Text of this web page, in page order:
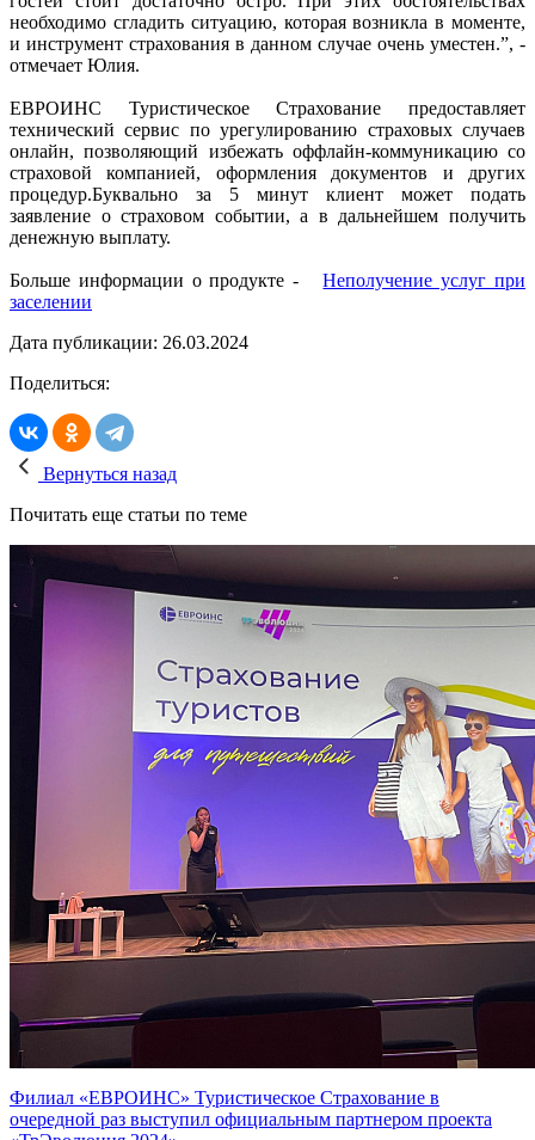
необходимо сгладить ситуацию, которая возникла в моменте,
и инструмент страхования в данном случае очень уместен.”, -
отмечает Юлия.
ЕВРОИНС Туристическое Страхование предоставляет
технический сервис по урегулированию страховых случаев
онлайн, позволяющий избежать оффлайн-коммуникацию со
страховой компанией, оформления документов и других
процедур.Буквально за 5 минут клиент может подать
заявление о страховом событии, а в дальнейшем получить
денежную выплату.
Больше информации о продукте -Неполучение услуг при
заселении
Дата публикации: 26.03.2024
Поделиться:
Вернуться назад
Почитать еще статьи по теме
Филиал «ЕВРОИНС» Туристическое Страхование в
очередной раз выступил официальным партнером проекта